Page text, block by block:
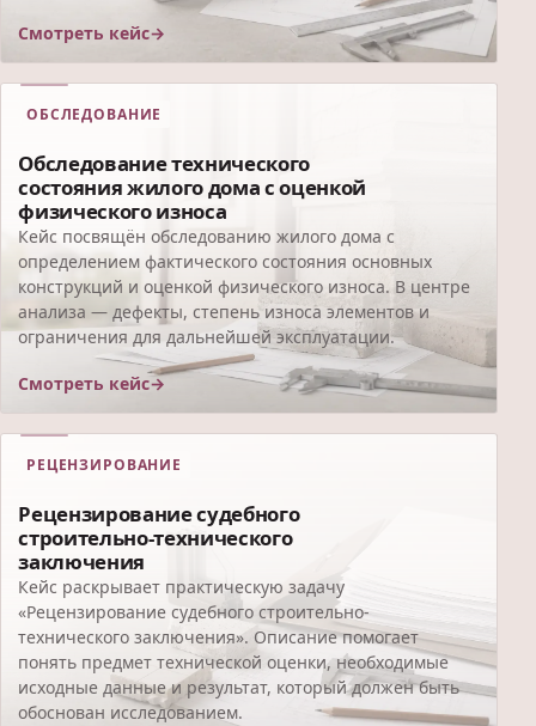
Смотреть кейс
ОБСЛЕДОВАНИЕ
Обследование технического
состояния жилого дома с оценкой
физического износа
Кейс посвящён обследованию жилого дома с
определением фактического состояния основных
конструкций и оценкой физического износа. В центре
анализа — дефекты, степень износа элементов и
ограничения для дальнейшей эксплуатации.
Смотреть кейс
РЕЦЕНЗИРОВАНИЕ
Рецензирование судебного
строительно-технического
заключения
Кейс раскрывает практическую задачу
«Рецензирование судебного строительно-
технического заключения». Описание помогает
понять предмет технической оценки, необходимые
исходные данные и результат, который должен быть
обоснован исследованием.